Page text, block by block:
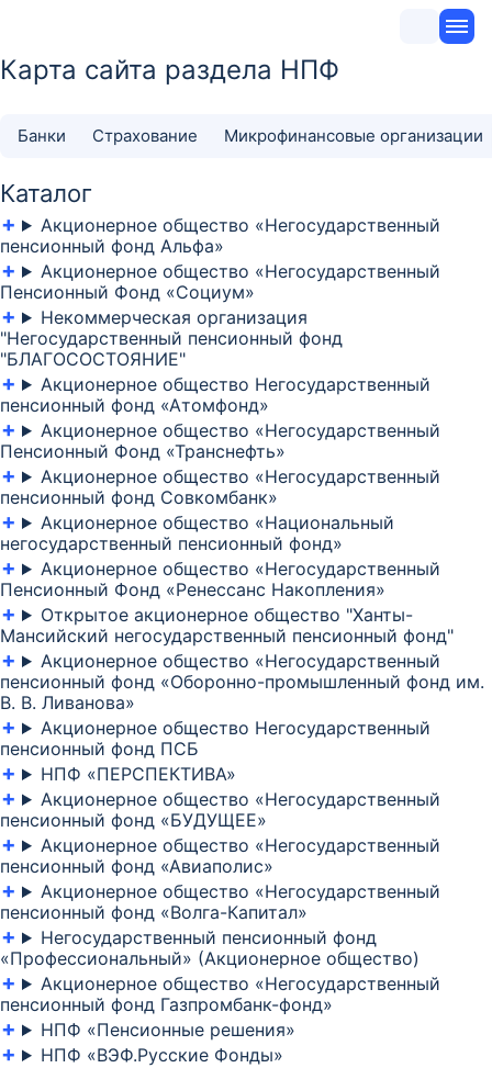
Карта сайта раздела НПФ
Банки Страхование Микрофинансовые организации
Каталог
Акционерное общество «Негосударственный
пенсионный фонд Альфа»
Акционерное общество «Негосударственный
Пенсионный Фонд «Социум»
Некоммерческая организация
"Негосударственный пенсионный фонд
"БЛАГОСОСТОЯНИЕ"
Акционерное общество Негосударственный
пенсионный фонд «Атомфонд»
Акционерное общество «Негосударственный
Пенсионный Фонд «Транснефть»
Акционерное общество «Негосударственный
пенсионный фонд Совкомбанк»
Акционерное общество «Национальный
негосударственный пенсионный фонд»
Акционерное общество «Негосударственный
Пенсионный Фонд «Ренессанс Накопления»
Открытое акционерное общество "Ханты-
Мансийский негосударственный пенсионный фонд"
Акционерное общество «Негосударственный
пенсионный фонд «Оборонно-промышленный фонд им.
В. В. Ливанова»
Акционерное общество Негосударственный
пенсионный фонд ПСБ
НПФ «ПЕРСПЕКТИВА»
Акционерное общество «Негосударственный
пенсионный фонд «БУДУЩЕЕ»
Акционерное общество «Негосударственный
пенсионный фонд «Авиаполис»
Акционерное общество «Негосударственный
пенсионный фонд «Волга-Капитал»
Негосударственный пенсионный фонд
«Профессиональный» (Акционерное общество)
Акционерное общество «Негосударственный
пенсионный фонд Газпромбанк-фонд»
НПФ «Пенсионные решения»
НПФ «ВЭФ.Русские Фонды»